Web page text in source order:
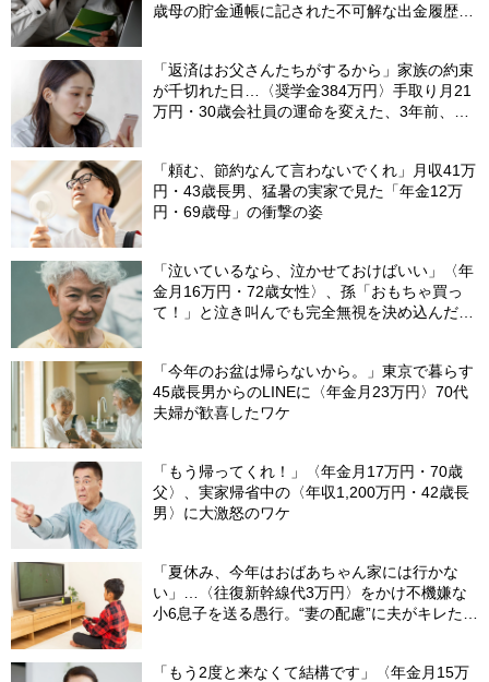
歳母の貯金通帳に記された不可解な出金履歴に
「返済はお父さんたちがするから」家族の約束
が千切れた日…〈奨学金384万円〉手取り月21
万円・30歳会社員の運命を変えた、3年前、見
「頼む、節約なんて言わないでくれ」月収41万
円・43歳長男、猛暑の実家で見た「年金12万
円・69歳母」の衝撃の姿
「泣いているなら、泣かせておけばいい」〈年
金月16万円・72歳女性〉、孫「おもちゃ買っ
て！」と泣き叫んでも完全無視を決め込んだ理
「今年のお盆は帰らないから。」東京で暮らす
45歳長男からのLINEに〈年金月23万円〉70代
夫婦が歓喜したワケ
「もう帰ってくれ！」〈年金月17万円・70歳
父〉、実家帰省中の〈年収1,200万円・42歳長
男〉に大激怒のワケ
「夏休み、今年はおばあちゃん家には行かな
い」…〈往復新幹線代3万円〉をかけ不機嫌な
小6息子を送る愚行。“妻の配慮”に夫がキレたワ
「もう2度と来なくて結構です」〈年金月15万